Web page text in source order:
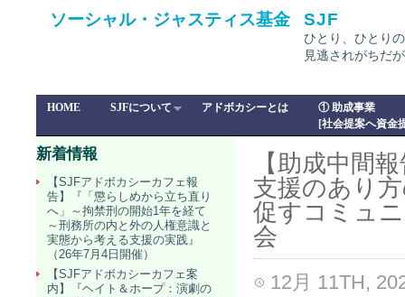
ソーシャル・ジャスティス基金 SJF
ひとり、ひとり
見逃されがちだ
HOME SJFについて アドボカシーとは
① 助成事業
[社会提案へ資金
【助成中間
支援のあり
促すコミュ
会
12月 11TH,
新着情報
【SJFアドボカシーカフェ報
告】『「懲らしめから立ち直り
へ」～拘禁刑の開始1年を経て
～刑務所の内と外の人権意識と
実態から考える支援の実践』
（26年7月4日開催）
【SJFアドボカシーカフェ案
内】『ヘイト＆ホープ：演劇の